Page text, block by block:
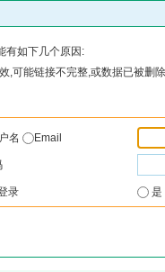
有如下几个原因:
,可能链接不完整,或数据已被删
名
Email
录